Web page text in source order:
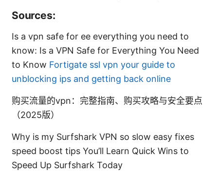
Sources:
Is a vpn safe for ee everything you need to
know: Is a VPN Safe for Everything You Need
to Know Fortigate ssl vpn your guide to
unblocking ips and getting back online
购买流量的vpn：完整指南、购买攻略与安全要点
（2025版）
Why is my Surfshark VPN so slow easy fixes
speed boost tips You’ll Learn Quick Wins to
Speed Up Surfshark Today